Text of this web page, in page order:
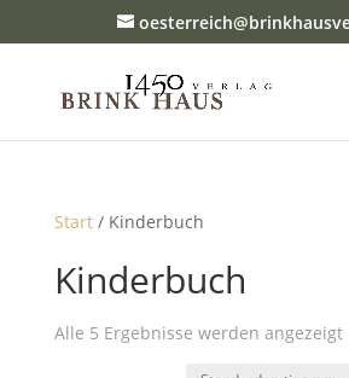
Start/ Kinderbuch
Kinderbuch
Alle 5 Ergebnisse werden angezeigt